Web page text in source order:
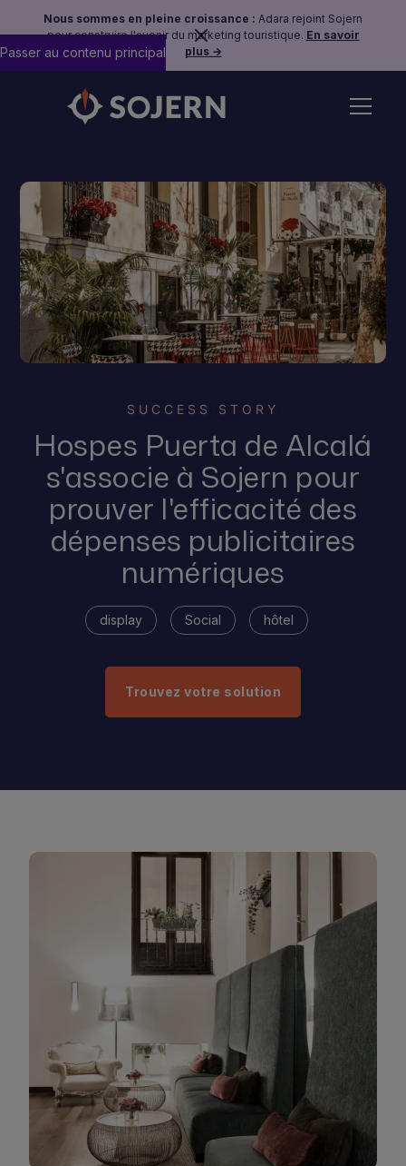
Nous sommes en pleine croissance : Adara rejoint Sojern
pour construire l'avenir du marketing touristique. En savoir
plus →
Passer au contenu principal
SUCCESS STORY
Hospes Puerta de Alcalá
s'associe à Sojern pour
prouver l'efficacité des
dépenses publicitaires
numériques
display Social hôtel
Trouvez votre solution